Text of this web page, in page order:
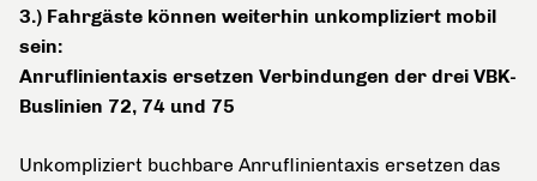
3.) Fahrgäste können weiterhin unkompliziert mobil
sein:
Anruflinientaxis ersetzen Verbindungen der drei VBK-
Buslinien 72, 74 und 75
Unkompliziert buchbare Anruflinientaxis ersetzen das